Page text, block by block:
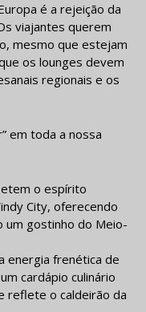
é a rejeição da
viajantes querem
mesmo que estejam
os lounges devem
regionais e os
em toda a nossa
o espírito
City, oferecendo
um gostinho do Meio-
energia frenética de
cardápio culinário
reflete o caldeirão da